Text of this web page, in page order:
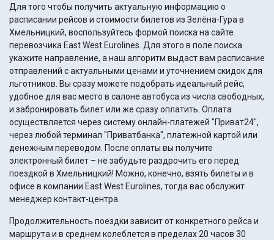
Для того чтобы получить актуальную информацию о
расписании рейсов и стоимости билетов из Зелёна-Гура в
Хмельницкий, воспользуйтесь формой поиска на сайте
перевозчика East West Eurolines. Для этого в поле поиска
укажите направление, а наш алгоритм выдаст вам расписание
отправлений с актуальными ценами и уточнением скидок для
льготников. Вы сразу можете подобрать идеальный рейс,
удобное для вас место в салоне автобуса из числа свободных,
и забронировать билет или же сразу оплатить. Оплата
осуществляется через систему онлайн-платежей "Приват24",
через любой терминал "Приватбанка", платежной картой или
денежным переводом. После оплаты вы получите
электронный билет – не забудьте раздрочить его перед
поездкой в Хмельницкий! Можно, конечно, взять билеты и в
офисе в компании East West Eurolines, тогда вас обслужит
менеджер контакт-центра.
Продолжительность поездки зависит от конкретного рейса и
маршрута и в среднем колеблется в пределах 20 часов 30